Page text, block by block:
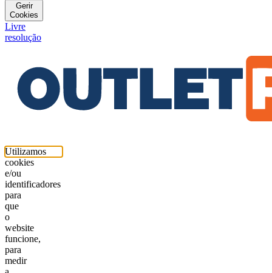
Gerir
Cookies
Livre
resolução
Utilizamos
cookies
e/ou
identificadores
para
que
o
website
funcione,
para
medir